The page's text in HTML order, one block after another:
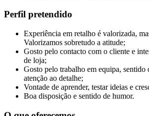
Perfil pretendido
Experiência em retalho é valorizada,
Valorizamos sobretudo a atitude;
Gosto pelo contacto com o cliente e
de loja;
Gosto pelo trabalho em equipa, sentido
atenção ao detalhe;
Vontade de aprender, testar ideias e
Boa disposição e sentido de humor.